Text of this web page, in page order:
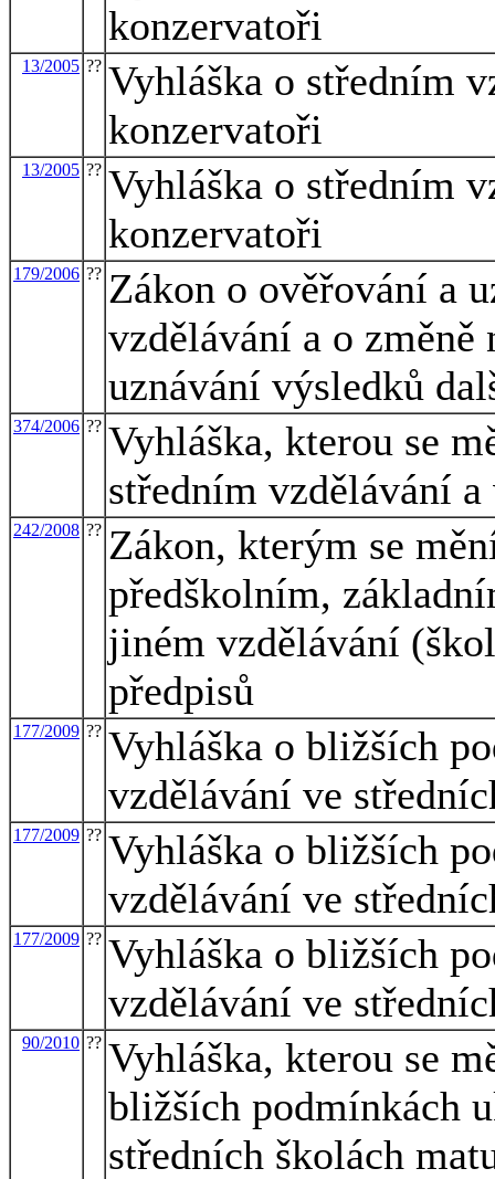
konzervatoři
13/2005 ?? Vyhláška o středním
konzervatoři
13/2005 ?? Vyhláška o středním
konzervatoři
179/2006 ?? Zákon o ověřování a
vzdělávání a o změně
uznávání výsledků
374/2006 ?? Vyhláška, kterou se
středním vzdělávání
242/2008 ?? Zákon, kterým se
předškolním,
jiném vzdělávání
předpisů
177/2009 ?? Vyhláška o bližších
vzdělávání ve
177/2009 ?? Vyhláška o bližších
vzdělávání ve
177/2009 ?? Vyhláška o bližších
vzdělávání ve
90/2010 ?? Vyhláška, kterou se
bližších podmínkách
středních školách